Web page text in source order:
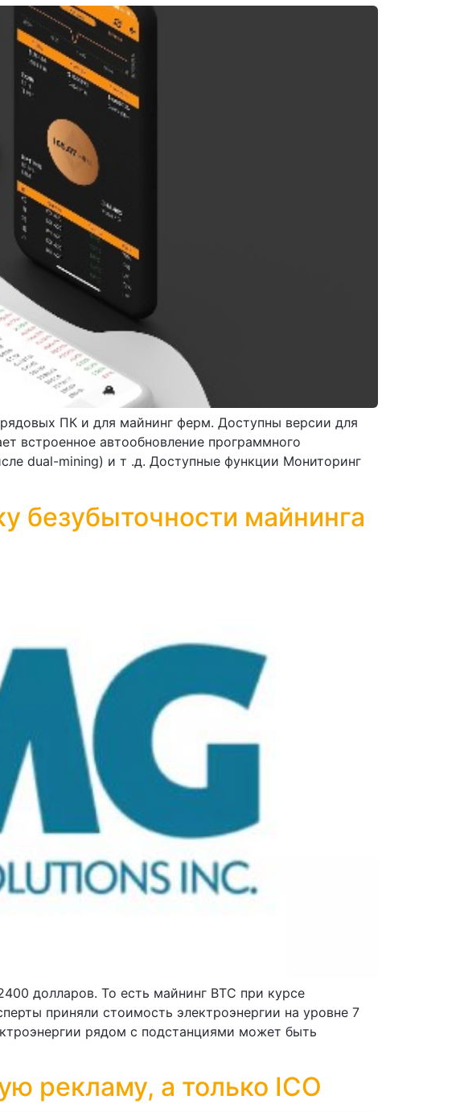
ПК и для майнинг ферм. Доступны версии для
встроенное автообновление программного
dual-mining) и т .д. Доступные функции Мониторинг
безубыточности майнинга
долларов. То есть майнинг BTC при курсе
приняли стоимость электроэнергии на уровне 7
рядом с подстанциями может быть
рекламу, а только ICO